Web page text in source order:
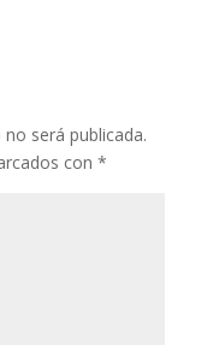
será publicada.
con *